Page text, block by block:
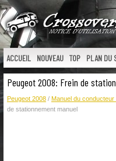
ACCUEIL NOUVEAU TOP PLAN DU
Peugeot 2008: Frein de
Peugeot 2008 / Manuel du conducteur
de stationnement manuel